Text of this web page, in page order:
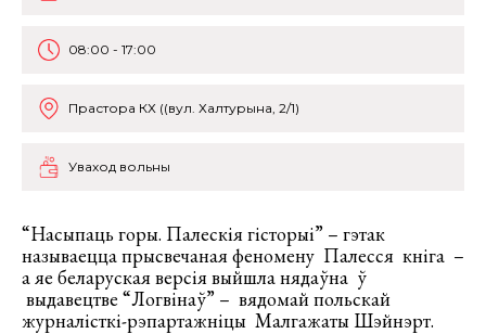
08:00 - 17:00
Прастора КХ ((вул. Халтурына, 2/1)
Уваход вольны
“Насыпаць горы. Палескія гісторыі” – гэтак
называецца прысвечаная феномену Палесся кніга –
а яе беларуская версія выйшла нядаўна ў
выдавецтве “Логвінаў” – вядомай польскай
журналісткі-рэпартажніцы Малгажаты Шэйнэрт.